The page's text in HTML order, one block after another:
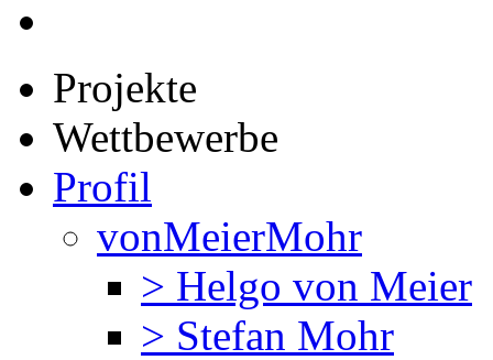
Projekte
Wettbewerbe
Profil
vonMeierMohr
> Helgo von Meier
> Stefan Mohr